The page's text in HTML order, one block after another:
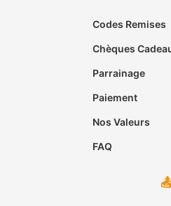
Codes Remises
Chèques
Parrainage
Paiement
Nos Valeurs
FAQ